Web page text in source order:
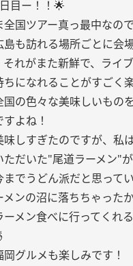
目ー！！🌟
全国ツアー真っ最中なの
島も訪れる場所ごとに会
それがまた新鮮で、ライ
ちになれることがすごく
国の色々な美味しいもの
よね！
味しすぎたのですが、私
ただいた"尾道ラーメン"
までうどん派だと思って
メンの沼に落ちちゃった
ーメン食べに行ってくれ
グルメも楽しみです！